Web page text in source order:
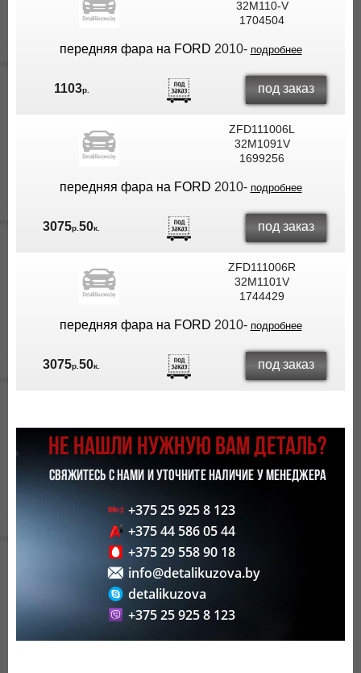
32M110-V
1704504
передняя фара на FORD 2010- подробнее
1103р. под заказ
ZFD111006L
32M1091V
1699256
передняя фара на FORD 2010- подробнее
3075р.50к. под заказ
ZFD111006R
32M1101V
1744429
передняя фара на FORD 2010- подробнее
3075р.50к. под заказ
НЕ НАШЛИ НУЖНУЮ ВАМ ДЕТАЛЬ?
СВЯЖИТЕСЬ С НАМИ И УТОЧНИТЕ НАЛИЧИЕ У МЕНЕДЖЕРА
+375 25 925 8 123
+375 44 586 05 44
+375 29 558 90 18
info@detalikuzova.by
detalikuzova
+375 25 925 8 123